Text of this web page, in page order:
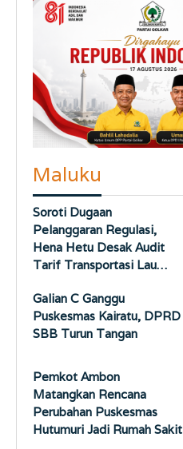
Maluku
Soroti Dugaan
Pelanggaran Regulasi,
Hena Hetu Desak Audit
Tarif Transportasi Lau…
Galian C Ganggu
Puskesmas Kairatu, DPRD
SBB Turun Tangan
Pemkot Ambon
Matangkan Rencana
Perubahan Puskesmas
Hutumuri Jadi Rumah Sakit